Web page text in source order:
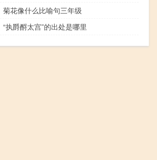
菊花像什么比喻句三年级
“执爵酹太宫”的出处是哪里